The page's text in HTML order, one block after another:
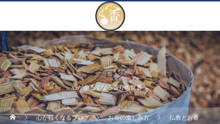
ブログ
心がかるくなる香りの世界へ
心が軽くなるブログ お香の楽しみ方 仏教とお香